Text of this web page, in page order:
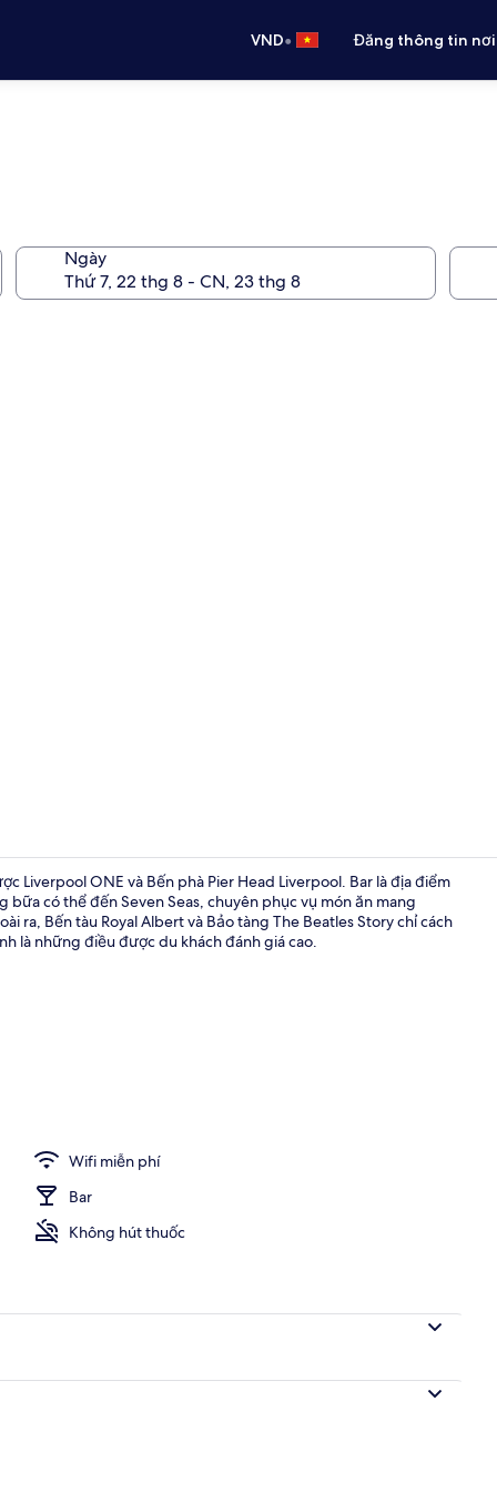
VND• Đăng thông tin
Ngày
Penthouse
Liverpool ONE và Bến phà Pier Head Liverpool. Bar là địa điểm
có thể đến Seven Seas, chuyên phục vụ món ăn mang
ra, Bến tàu Royal Albert và Bảo tàng The Beatles Story chỉ cách
là những điều được du khách đánh giá cao.
Wifi miễn phí
Bar
Không hút thuốc